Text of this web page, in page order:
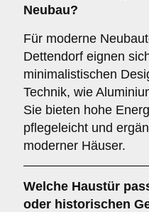
Neubau?
Für moderne
Dettendorf eignen
minimalistischen
Technik, wie
Sie bieten hohe
pflegeleicht und
moderner Häuser.
Welche Haustür
oder historischen